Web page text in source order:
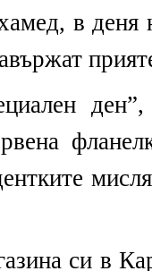
в деня
си в